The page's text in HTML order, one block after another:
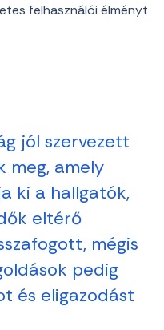
felhasználói élményt
jól szervezett
meg, amely
ki a hallgatók,
eltérő
mégis
pedig
és eligazodást